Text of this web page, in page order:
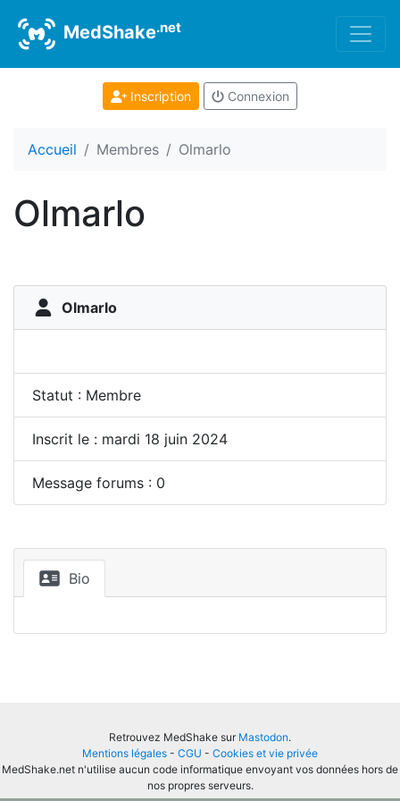
MedShake.net
Inscription Connexion
Accueil Membres Olmarlo
Olmarlo
Olmarlo
Statut : Membre
Inscrit le : mardi 18 juin 2024
Message forums : 0
Bio
Retrouvez MedShake sur Mastodon.
Mentions légales - CGU - Cookies et vie privée
MedShake.net n'utilise aucun code informatique envoyant vos données hors de
nos propres serveurs.